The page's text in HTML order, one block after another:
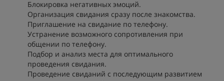
Блокировка негативных эмоций.
Организация свидания сразу после знакомства.
Приглашение на свидание по телефону.
Устранение возможного сопротивления при
общении по телефону.
Подбор и анализ места для оптимального
проведения свидания.
Проведение свиданий с последующим развитием